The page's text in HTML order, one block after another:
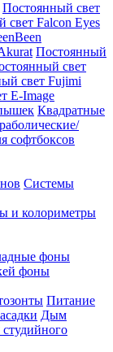
Постоянный свет
свет Falcon Eyes
Постоянный
свет
свет Fujimi
E-Image
Квадратные
софтбоксов
Системы
и колориметры
фоны
фоны
Питание
Дым